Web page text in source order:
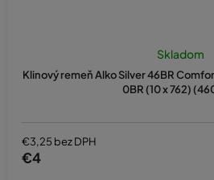
Klinový remeň Alko Silver 46BR
0BR (10 x 762)
Skladom
€3,25 bez DPH
€4